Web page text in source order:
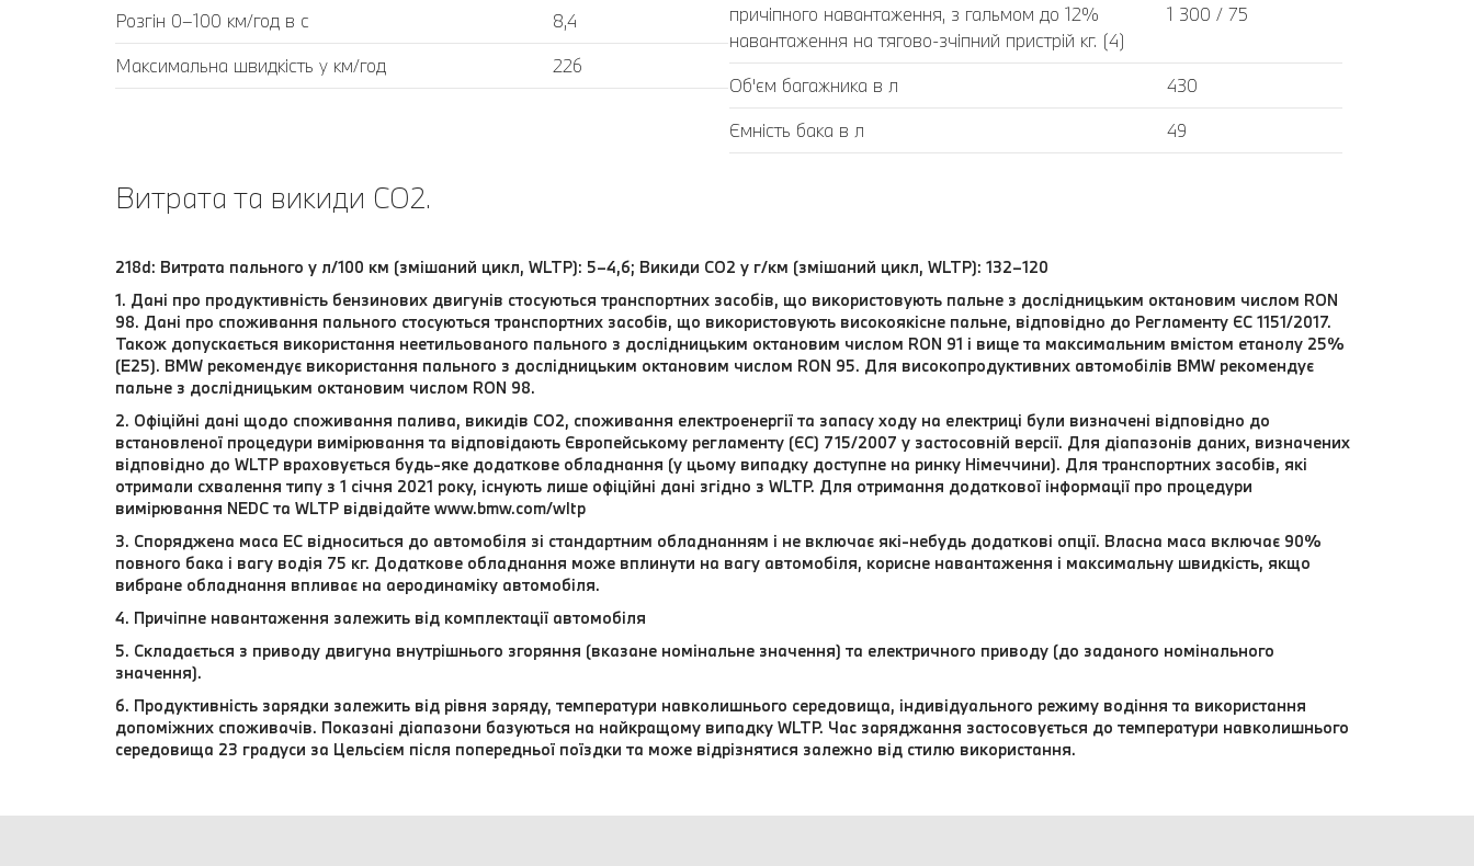
Розгін 0–100 км/год в с
8,4
Максимальна швидкість у км/год
226
причіпного навантаження, з гальмом до 12%
навантаження на тягово-зчіпний пристрій кг. (4)
1 300 / 75
Об'єм багажника в л
430
Ємність бака в л
49
Витрата та викиди CO2.
218d: Витрата пального у л/100 км (змішаний цикл, WLTP): 5–4,6; Викиди CO2 у г/км (змішаний цикл, WLTP): 132–120
1. Дані про продуктивність бензинових двигунів стосуються транспортних засобів, що використовують пальне з дослідницьким октановим числом RON
98. Дані про споживання пального стосуються транспортних засобів, що використовують високоякісне пальне, відповідно до Регламенту ЄС 1151/2017.
Також допускається використання неетильованого пального з дослідницьким октановим числом RON 91 і вище та максимальним вмістом етанолу 25%
(E25). BMW рекомендує використання пального з дослідницьким октановим числом RON 95. Для високопродуктивних автомобілів BMW рекомендує
пальне з дослідницьким октановим числом RON 98.
2. Офіційні дані щодо споживання палива, викидів CO2, споживання електроенергії та запасу ходу на електриці були визначені відповідно до
встановленої процедури вимірювання та відповідають Європейському регламенту (ЄС) 715/2007 у застосовній версії. Для діапазонів даних, визначених
відповідно до WLTP враховується будь-яке додаткове обладнання (у цьому випадку доступне на ринку Німеччини). Для транспортних засобів, які
отримали схвалення типу з 1 січня 2021 року, існують лише офіційні дані згідно з WLTP. Для отримання додаткової інформації про процедури
вимірювання NEDC та WLTP відвідайте www.bmw.com/wltp
3. Споряджена маса EC відноситься до автомобіля зі стандартним обладнанням і не включає які-небудь додаткові опції. Власна маса включає 90%
повного бака і вагу водія 75 кг. Додаткове обладнання може вплинути на вагу автомобіля, корисне навантаження і максимальну швидкість, якщо
вибране обладнання впливає на аеродинаміку автомобіля.
4. Причіпне навантаження залежить від комплектації автомобіля
5. Складається з приводу двигуна внутрішнього згоряння (вказане номінальне значення) та електричного приводу (до заданого номінального
значення).
6. Продуктивність зарядки залежить від рівня заряду, температури навколишнього середовища, індивідуального режиму водіння та використання
допоміжних споживачів. Показані діапазони базуються на найкращому випадку WLTP. Час заряджання застосовується до температури навколишнього
середовища 23 градуси за Цельсієм після попередньої поїздки та може відрізнятися залежно від стилю використання.